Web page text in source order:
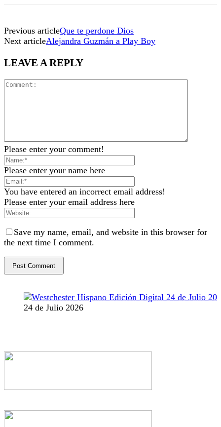
Previous articleQue te perdone Dios
Next articleAlejandra Guzmán a Play Boy
LEAVE A REPLY
Please enter your comment!
Please enter your name here
You have entered an incorrect email address!
Please enter your email address here
Save my name, email, and website in this browser for
the next time I comment.
24 de Julio 2026